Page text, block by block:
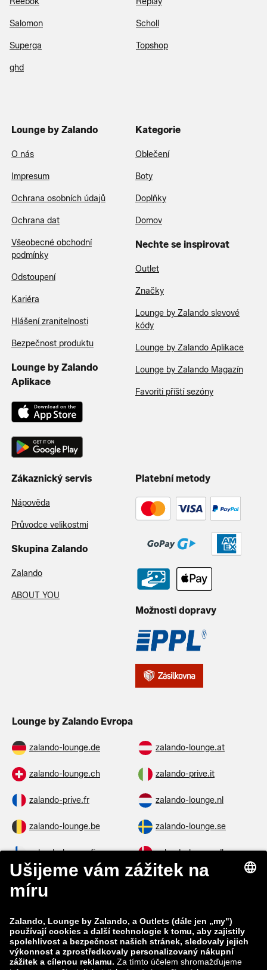
Salomon Scholl
Superga Topshop
ghd
Lounge by Zalando
O nás
Impresum
Ochrana osobních údajů
Ochrana dat
Všeobecné obchodní
podmínky
Odstoupení
Kariéra
Hlášení zranitelnosti
Bezpečnost produktu
Lounge by Zalando
Aplikace
Kategorie
Oblečení
Boty
Doplňky
Domov
Nechte se inspirovat
Outlet
Značky
Lounge by Zalando slevové
kódy
Lounge by Zalando Aplikace
Lounge by Zalando Magazín
Favoriti příští sezóny
Zákaznický servis
Nápověda
Průvodce velikostmi
Skupina Zalando
Zalando
ABOUT YOU
Platební metody
Možnosti dopravy
Lounge by Zalando Evropa
zalando-lounge.de zalando-lounge.at
zalando-lounge.ch zalando-prive.it
zalando-prive.fr zalando-lounge.nl
zalando-lounge.be zalando-lounge.se
zalando-lounge.fi zalando-lounge.dk
zalando-lounge.co.uk zalando-lounge.pl
zalando-lounge.lt zalando-lounge.sk
zalando-lounge.ro zalando-lounge.hr